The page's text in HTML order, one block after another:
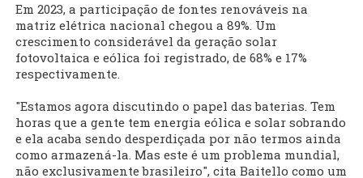
Em 2023, a participação de fontes renováveis na
matriz elétrica nacional chegou a 89%. Um
crescimento considerável da geração solar
fotovoltaica e eólica foi registrado, de 68% e 17%
respectivamente.
"Estamos agora discutindo o papel das baterias. Tem
horas que a gente tem energia eólica e solar sobrando
e ela acaba sendo desperdiçada por não termos ainda
como armazená-la. Mas este é um problema mundial,
não exclusivamente brasileiro", cita Baitello como um